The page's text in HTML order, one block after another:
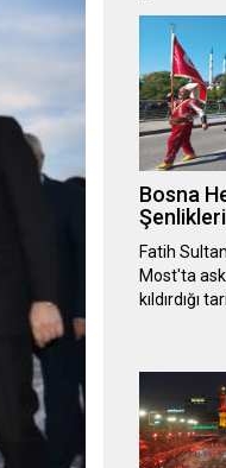
Bosna
Fatih
Most'ta
kıldırdığı